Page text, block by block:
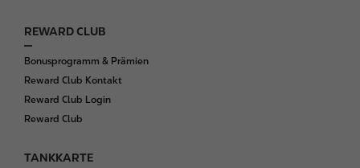
REWARD CLUB
Bonusprogramm & Prämien
Reward Club Kontakt
Reward Club Login
Reward Club
TANKKARTE